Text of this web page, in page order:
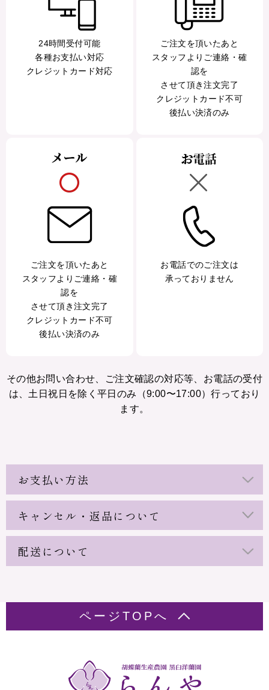
24時間受付可能
各種お支払い対応
クレジットカード対応
ご注文を頂いたあと
スタッフよりご連絡・確
認を
させて頂き注文完了
クレジットカード不可
後払い決済のみ
ご注文を頂いたあと
スタッフよりご連絡・確
認を
させて頂き注文完了
クレジットカード不可
後払い決済のみ
お電話でのご注文は
承っておりません
その他お問い合わせ、ご注文確認の対応等、お電話の受付
は、土日祝日を除く平日のみ（9:00〜17:00）行っており
ます。
お支払い方法
キャンセル・返品について
配送について
ページTOPへ